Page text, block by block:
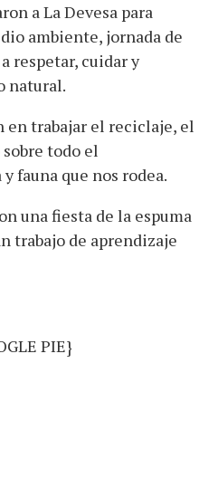
a La Devesa para
ambiente, jornada de
respetar, cuidar y
natural.
trabajar el reciclaje, el
todo el
fauna que nos rodea.
una fiesta de la espuma
trabajo de aprendizaje
PIE}